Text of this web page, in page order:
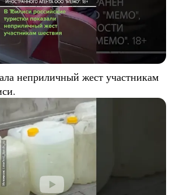
неприличный жест участникам